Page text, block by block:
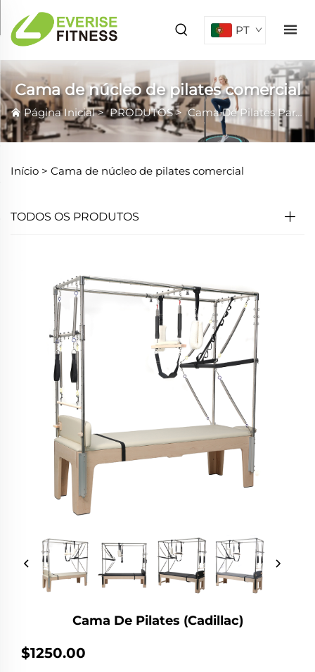
PT
Cama de núcleo de pilates comercial
Página Inicial>PRODUTOS>Cama De Pilates Para Fortalecer O Core
Início > Cama de núcleo de pilates comercial
TODOS OS PRODUTOS
Cama De Pilates (Cadillac)
$1250.00